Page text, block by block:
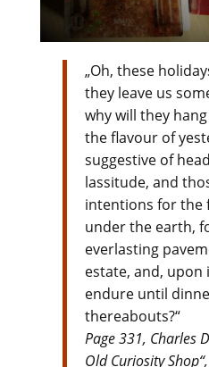
„Oh, these
they leave us
why will they
the flavour of
suggestive of
lassitude, and
intentions for the
under the earth,
everlasting
estate, and, upon
endure until
thereabouts?“
Page 331, Charles
Old Curiosity